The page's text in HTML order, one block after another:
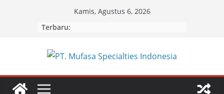
Kamis, Agustus 6, 2026
Terbaru: